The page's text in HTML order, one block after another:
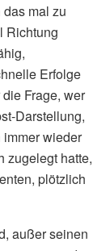
mal zu
Richtung
Erfolge
Frage, wer
Darstellung,
wieder
zugelegt hatte,
plötzlich
außer seinen